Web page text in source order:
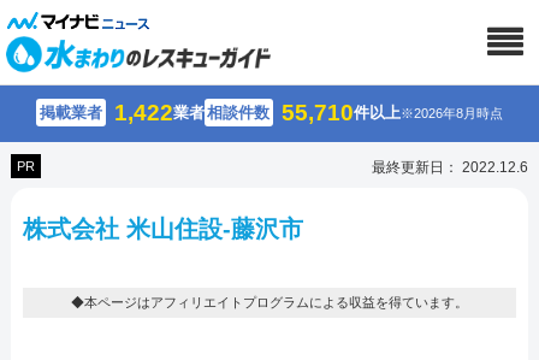
掲載業者 1,422業者相談件数 55,710件以上※2026年8月時点
PR 最終更新日： 2022.12.6
株式会社 米山住設-藤沢市
◆本ページはアフィリエイトプログラムによる収益を得ています。